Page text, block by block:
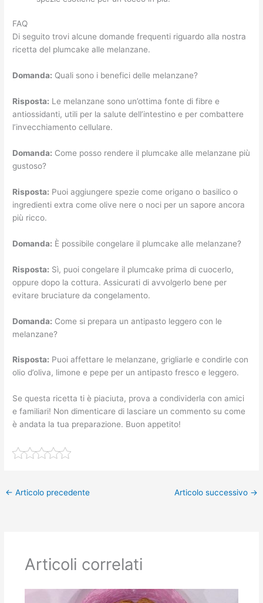
FAQ
Di seguito trovi alcune domande frequenti riguardo alla nostra
ricetta del plumcake alle melanzane.
Domanda: Quali sono i benefici delle melanzane?
Risposta: Le melanzane sono un’ottima fonte di fibre e
antiossidanti, utili per la salute dell’intestino e per combattere
l’invecchiamento cellulare.
Domanda: Come posso rendere il plumcake alle melanzane più
gustoso?
Risposta: Puoi aggiungere spezie come origano o basilico o
ingredienti extra come olive nere o noci per un sapore ancora
più ricco.
Domanda: È possibile congelare il plumcake alle melanzane?
Risposta: Sì, puoi congelare il plumcake prima di cuocerlo,
oppure dopo la cottura. Assicurati di avvolgerlo bene per
evitare bruciature da congelamento.
Domanda: Come si prepara un antipasto leggero con le
melanzane?
Risposta: Puoi affettare le melanzane, grigliarle e condirle con
olio d’oliva, limone e pepe per un antipasto fresco e leggero.
Se questa ricetta ti è piaciuta, prova a condividerla con amici
e familiari! Non dimenticare di lasciare un commento su come
è andata la tua preparazione. Buon appetito!
← Articolo precedente Articolo successivo →
Articoli correlati